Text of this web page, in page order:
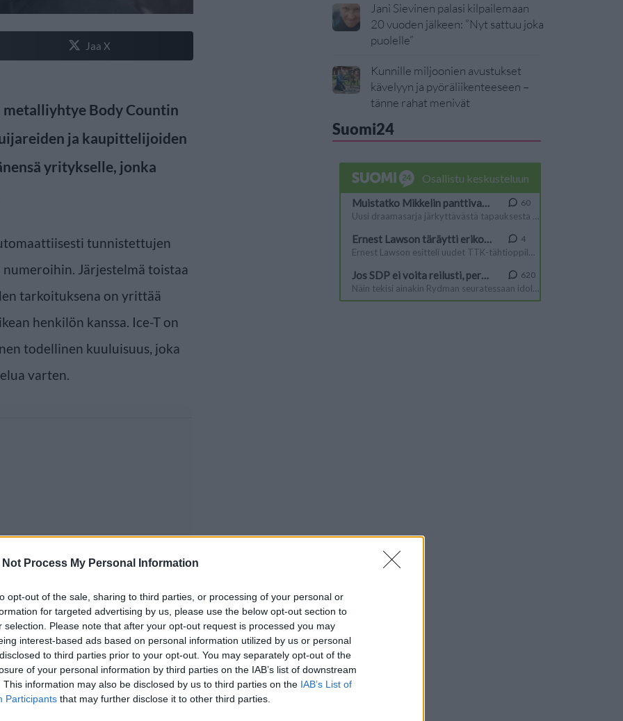
Not Process My Personal Information
opt-out of the sale, sharing to third parties, or processing of your personal or
for targeted advertising by us, please use the below opt-out section to
selection. Please note that after your opt-out request is processed you may
interest-based ads based on personal information utilized by us or personal
to third parties prior to your opt-out. You may separately opt-out of the
of your personal information by third parties on the IAB’s list of downstream
This information may also be disclosed by us to third parties on the IAB’s List of
Participants that may further disclose it to other third parties.
Jaa X
Body Countin
ja kaupittelijoiden
yritykselle, jonka
tunnistettujen
Järjestelmä toistaa
tarkoituksena on yrittää
henkilön kanssa. Ice-T on
todellinen kuuluisuus, joka
varten.
Jani Sievinen palasi kilpailemaan
20 vuoden jälkeen: ”Nyt sattuu joka
puolelle”
Kunnille miljoonien avustukset
kävelyyn ja pyöräliikenteeseen –
tänne rahat menivät
Suomi24